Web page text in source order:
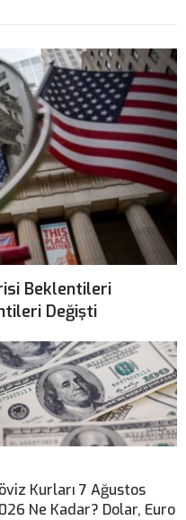
Beklentileri
Değişti
Kurları 7 Ağustos
Ne Kadar? Dolar, Euro